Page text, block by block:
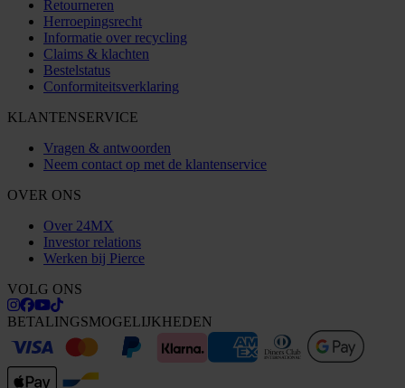
Retourneren
Herroepingsrecht
Informatie over recycling
Claims & klachten
Bestelstatus
Conformiteitsverklaring
KLANTENSERVICE
Vragen & antwoorden
Neem contact op met de klantenservice
OVER ONS
Over 24MX
Investor relations
Werken bij Pierce
VOLG ONS
BETALINGSMOGELIJKHEDEN